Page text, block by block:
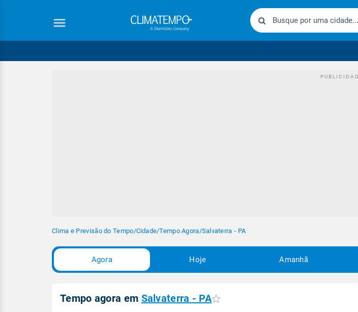
Clima e Previsão do Tempo/Cidade/Tempo Agora/Salvaterra - PA
Agora Hoje Amanhã
Tempo agora em Salvaterra - PA